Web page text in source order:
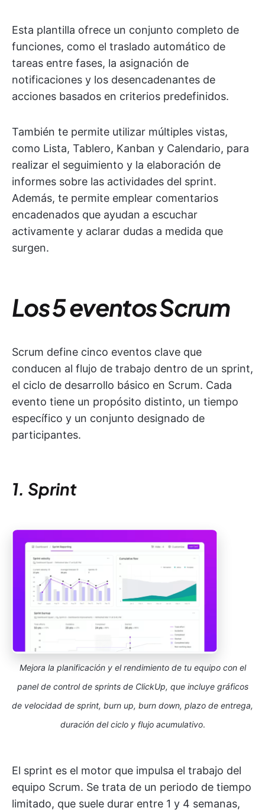
Esta plantilla ofrece un conjunto completo de
funciones, como el traslado automático de
tareas entre fases, la asignación de
notificaciones y los desencadenantes de
acciones basados en criterios predefinidos.
También te permite utilizar múltiples vistas,
como Lista, Tablero, Kanban y Calendario, para
realizar el seguimiento y la elaboración de
informes sobre las actividades del sprint.
Además, te permite emplear comentarios
encadenados que ayudan a escuchar
activamente y aclarar dudas a medida que
surgen.
Los 5 eventos Scrum
Scrum define cinco eventos clave que
conducen al flujo de trabajo dentro de un sprint,
el ciclo de desarrollo básico en Scrum. Cada
evento tiene un propósito distinto, un tiempo
específico y un conjunto designado de
participantes.
1. Sprint
Mejora la planificación y el rendimiento de tu equipo con el
panel de control de sprints de ClickUp, que incluye gráficos
de velocidad de sprint, burn up, burn down, plazo de entrega,
duración del ciclo y flujo acumulativo.
El sprint es el motor que impulsa el trabajo del
equipo Scrum. Se trata de un periodo de tiempo
limitado, que suele durar entre 1 y 4 semanas,